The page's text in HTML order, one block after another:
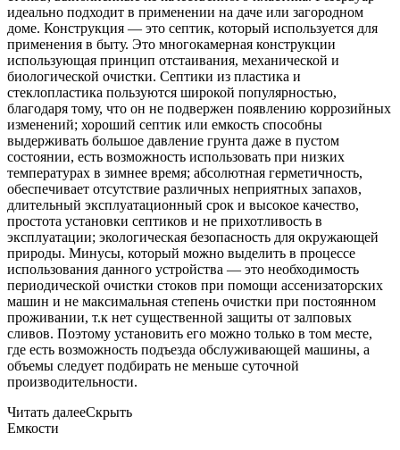
идеально подходит в применении на даче или загородном
доме. Конструкция — это септик, который используется для
применения в быту. Это многокамерная конструкции
использующая принцип отстаивания, механической и
биологической очистки. Септики из пластика и
стеклопластика пользуются широкой популярностью,
благодаря тому, что он не подвержен появлению коррозийных
изменений; хороший септик или емкость способны
выдерживать большое давление грунта даже в пустом
состоянии, есть возможность использовать при низких
температурах в зимнее время; абсолютная герметичность,
обеспечивает отсутствие различных неприятных запахов,
длительный эксплуатационный срок и высокое качество,
простота установки септиков и не прихотливость в
эксплуатации; экологическая безопасность для окружающей
природы. Минусы, который можно выделить в процессе
использования данного устройства — это необходимость
периодической очистки стоков при помощи ассенизаторских
машин и не максимальная степень очистки при постоянном
проживании, т.к нет существенной защиты от залповых
сливов. Поэтому установить его можно только в том месте,
где есть возможность подъезда обслуживающей машины, а
объемы следует подбирать не меньше суточной
производительности.
Читать далееСкрыть
Емкости